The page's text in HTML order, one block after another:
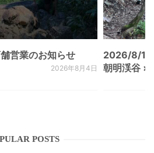
営業のお知らせ
2026年8月4日
2026/8/
朝明渓谷 ×
POSTS